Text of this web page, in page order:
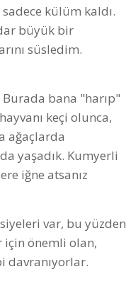
külüm kaldı.
büyük bir
süsledim.
Burada bana "harıp"
keçi olunca,
ağaçlarda
yaşadık. Kumyerli
iğne atsanız
var, bu yüzden
için önemli olan,
davranıyorlar.